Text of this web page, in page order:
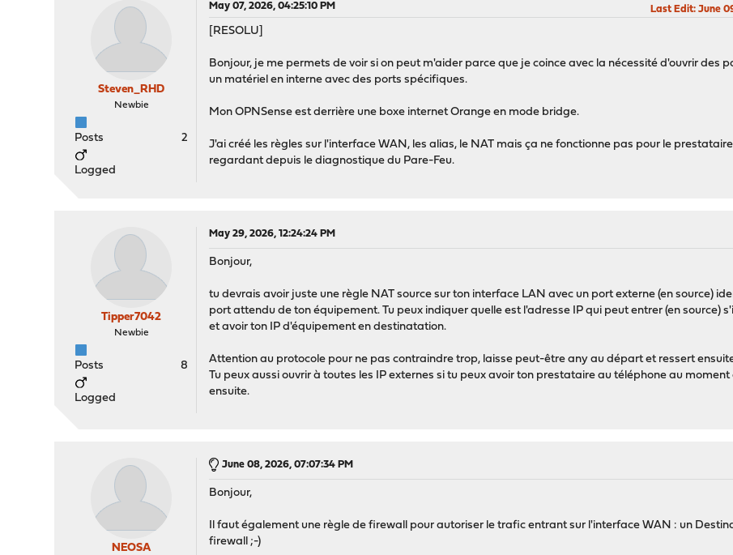
Steven_RHD
Newbie
Posts 2
Logged
May 07, 2026, 04:25:10 PM Last Edit: June
[RESOLU]
Bonjour, je me permets de voir si on peut m'aider parce que je coince avec la nécessité d'ouvrir des
un matériel en interne avec des ports spécifiques.
Mon OPNSense est derrière une boxe internet Orange en mode bridge.
J'ai créé les règles sur l'interface WAN, les alias, le NAT mais ça ne fonctionne pas pour le
regardant depuis le diagnostique du Pare-Feu.
Tipper7042
Newbie
Posts 8
Logged
May 29, 2026, 12:24:24 PM
Bonjour,
tu devrais avoir juste une règle NAT source sur ton interface LAN avec un port externe (en source)
port attendu de ton équipement. Tu peux indiquer quelle est l'adresse IP qui peut entrer (en source)
et avoir ton IP d'équipement en destinatation.
Attention au protocole pour ne pas contraindre trop, laisse peut-être any au départ et ressert
Tu peux aussi ouvrir à toutes les IP externes si tu peux avoir ton prestataire au téléphone au
ensuite.
NEOSA
June 08, 2026, 07:07:34 PM
Bonjour,
Il faut également une règle de firewall pour autoriser le trafic entrant sur l'interface WAN : un
firewall ;-)